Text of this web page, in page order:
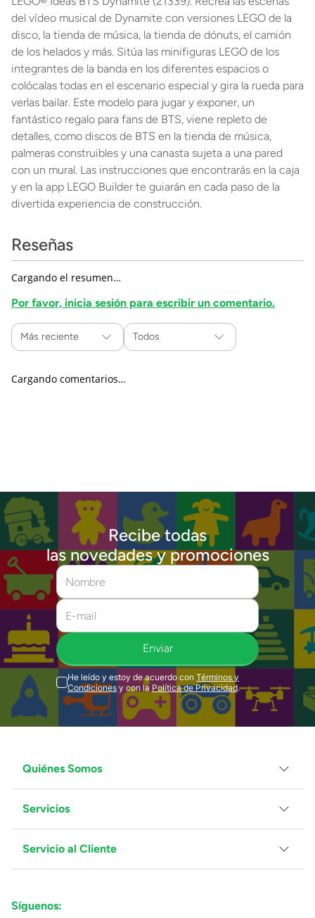
del vídeo musical de Dynamite con versiones LEGO de la
disco, la tienda de música, la tienda de dónuts, el camión
de los helados y más. Sitúa las minifiguras LEGO de los
integrantes de la banda en los diferentes espacios o
colócalas todas en el escenario especial y gira la rueda para
verlas bailar. Este modelo para jugar y exponer, un
fantástico regalo para fans de BTS, viene repleto de
detalles, como discos de BTS en la tienda de música,
palmeras construibles y una canasta sujeta a una pared
con un mural. Las instrucciones que encontrarás en la caja
y en la app LEGO Builder te guiarán en cada paso de la
divertida experiencia de construcción.
Reseñas
Cargando el resumen…
Por favor, inicia sesión para escribir un comentario.
Más reciente Todos
Cargando comentarios…
Recibe todas
las novedades y promociones
Enviar
He leído y estoy de acuerdo con Términos y
Condiciones y con la Política de Privacidad.
Quiénes Somos
Grupo Juguetron
Localiza tu tienda
Blog
Servicios
Facturación
Proveedores
Servicio al Cliente
Preguntas Frecuentes
Síguenos: